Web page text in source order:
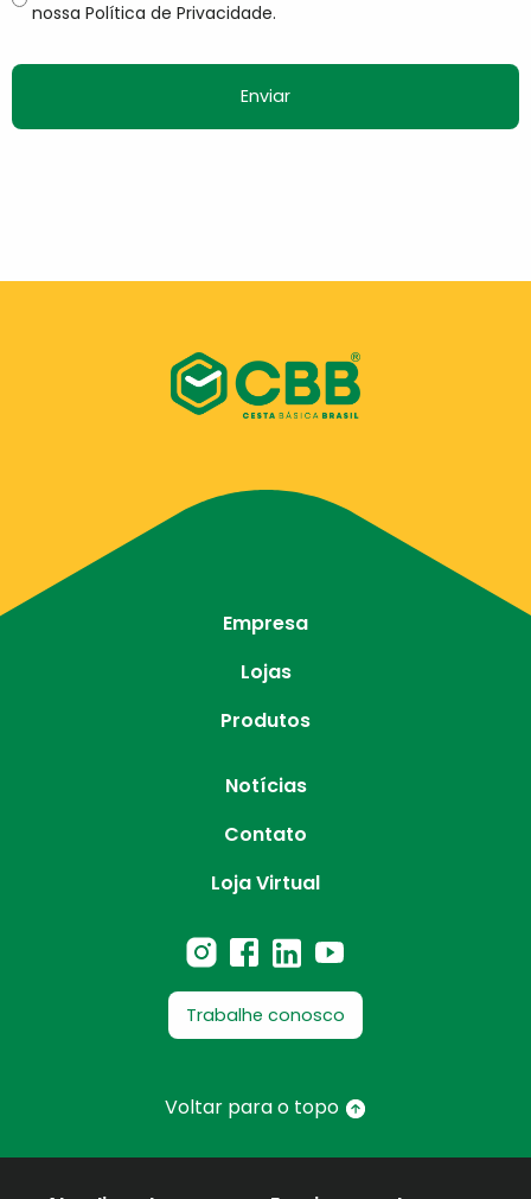
nossa Política de Privacidade.
Empresa
Lojas
Produtos
Notícias
Contato
Loja Virtual
Trabalhe conosco
Voltar para o topo